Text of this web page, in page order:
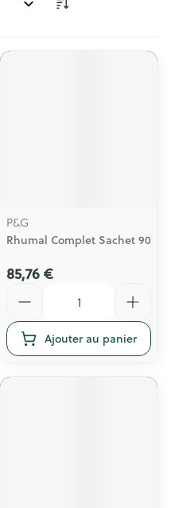
P&G
Rhumal Complet Sachet 90
85,76 €
Ajouter au panier